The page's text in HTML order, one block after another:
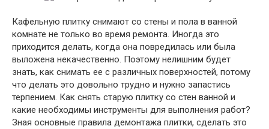
Кафельную плитку снимают со стены и пола в ванной
комнате не только во время ремонта. Иногда это
приходится делать, когда она повредилась или была
выложена некачественно. Поэтому нелишним будет
знать, как снимать ее с различных поверхностей, потому
что делать это довольно трудно и нужно запастись
терпением. Как снять старую плитку со стен ванной и
какие необходимы инструменты для выполнения работ?
Зная основные правила демонтажа плитки, сделать это